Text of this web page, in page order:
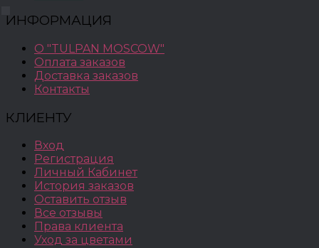
ИНФОРМАЦИЯ
О "TULPAN MOSCOW"
Оплата заказов
Доставка заказов
Контакты
КЛИЕНТУ
Вход
Регистрация
Личный Кабинет
История заказов
Оставить отзыв
Все отзывы
Права клиента
Уход за цветами